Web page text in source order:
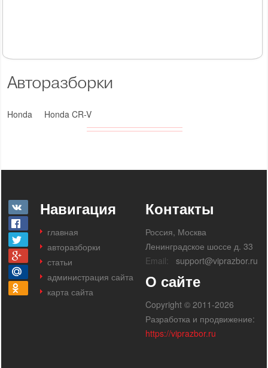
Авторазборки
Honda Honda CR-V
Навигация
главная
авторазборки
статьи
администрация сайта
карта сайта
Контакты
Россия, Москва
Ленинградское шоссе д. 33
Email:
support@viprazbor.ru
О сайте
Copyright © 2011-2026
Разработка и продвижение:
https://viprazbor.ru